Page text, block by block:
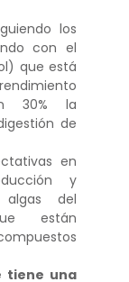
los
con el
que está
30% la
de
en
y
algas del
están
tiene una